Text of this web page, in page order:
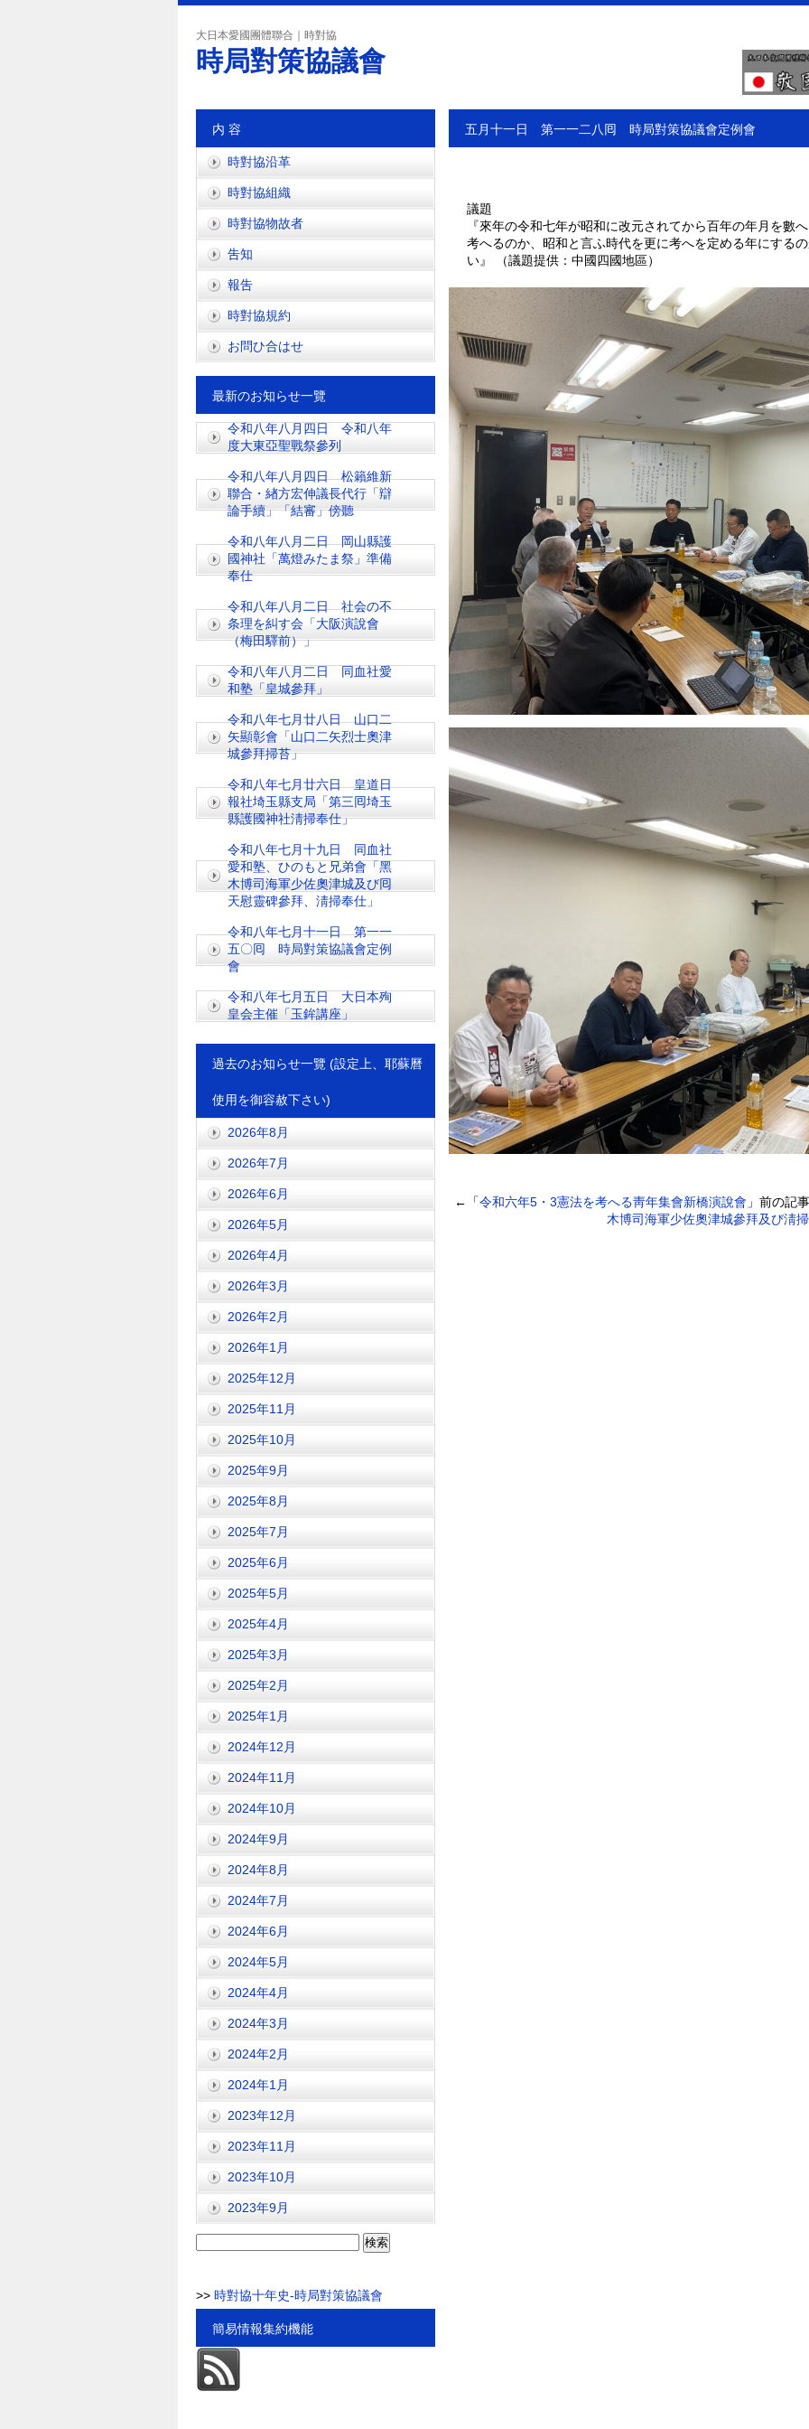
大日本愛國團體聯合｜時對協
時局對策協議會
五月十一日 第一一二八囘 時局對策協議會定例會
議題
『來年の令和七年が昭和に改元されてから百年の年月を數
考へるのか、昭和と言ふ時代を更に考へを定める年にする
い』 （議題提供：中國四國地區）
←「令和六年5・3憲法を考へる靑年集會新橋演說會 」前の
木博司海軍少佐奧津城參拜及び淸
内 容
時對協沿革
時對協組織
時對協物故者
吿知
報吿
時對協規約
お問ひ合はせ
最新のお知らせ一覽
令和八年八月四日 令和八年
度大東亞聖戰祭參列
令和八年八月四日 松籟維新
聯合・緖方宏伸議長代行「辯
論手續」「結審」傍聽
令和八年八月二日 岡山縣護
國神社「萬燈みたま祭」準備
奉仕
令和八年八月二日 社会の不
条理を糾す会「大阪演說會
（梅田驛前）」
令和八年八月二日 同血社愛
和塾「皇城參拜」
令和八年七月廿八日 山口二
矢顯彰會「山口二矢烈士奧津
城參拜掃苔」
令和八年七月廿六日 皇道日
報社埼玉縣支局「第三囘埼玉
縣護國神社淸掃奉仕」
令和八年七月十九日 同血社
愛和塾、ひのもと兄弟會「黑
木博司海軍少佐奧津城及び囘
天慰靈碑參拜、淸掃奉仕」
令和八年七月十一日 第一一
五〇囘 時局對策協議會定例
會
令和八年七月五日 大日本殉
皇会主催「玉鉾講座」
過去のお知らせ一覽 (設定上、耶蘇曆
使用を御容赦下さい)
2026年8月
2026年7月
2026年6月
2026年5月
2026年4月
2026年3月
2026年2月
2026年1月
2025年12月
2025年11月
2025年10月
2025年9月
2025年8月
2025年7月
2025年6月
2025年5月
2025年4月
2025年3月
2025年2月
2025年1月
2024年12月
2024年11月
2024年10月
2024年9月
2024年8月
2024年7月
2024年6月
2024年5月
2024年4月
2024年3月
2024年2月
2024年1月
2023年12月
2023年11月
2023年10月
2023年9月
>> 時對協十年史-時局對策協議會
簡易情報集約機能